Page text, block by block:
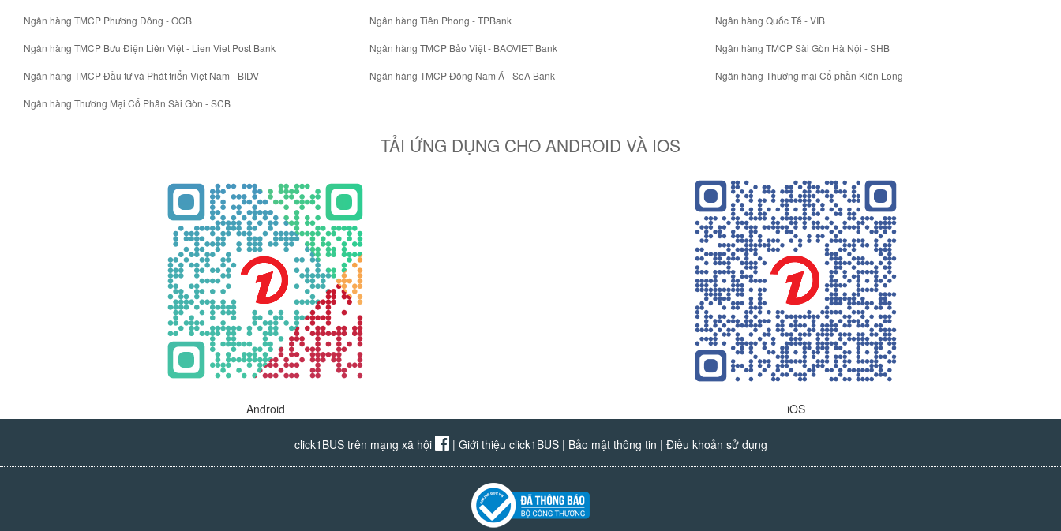
Ngân hàng TMCP Phương Đông - OCB
Ngân hàng TMCP Bưu Điện Liên Việt - Lien Viet Post Bank
Ngân hàng TMCP Đầu tư và Phát triển Việt Nam - BIDV
Ngân hàng Thương Mại Cổ Phần Sài Gòn - SCB
Ngân hàng Tiên Phong - TPBank
Ngân hàng TMCP Bảo Việt - BAOVIET Bank
Ngân hàng TMCP Đông Nam Á - SeA Bank
Ngân hàng Quốc Tế - VIB
Ngân hàng TMCP Sài Gòn Hà Nội - SHB
Ngân hàng Thương mại Cổ phần Kiên Long
TẢI ỨNG DỤNG CHO ANDROID VÀ IOS
Android iOS
click1BUS trên mạng xã hội | Giới thiệu click1BUS| Bảo mật thông tin | Điều khoản sử dụng